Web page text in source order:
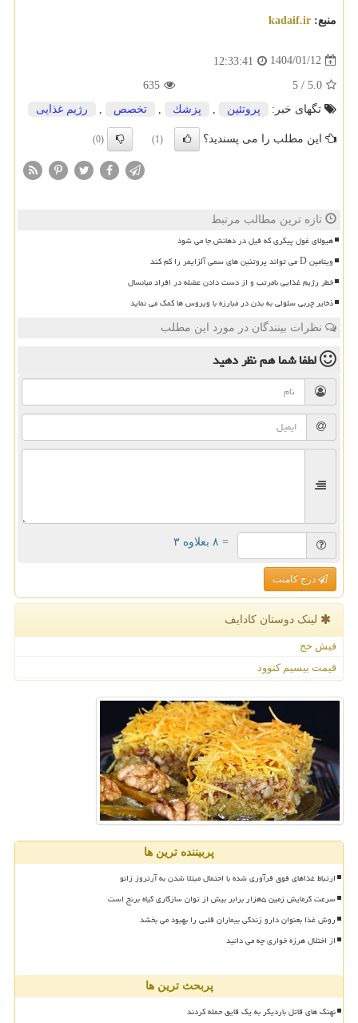
منبع: kadaif.ir
1404/01/12
12:33:41
5.0
/
5
635
تگهای خبر:
پروتئین پزشك تخصص رژیم غذایی
این مطلب را می پسندید؟ (1)
(0)
تازه ترین مطالب مرتبط
هیولای غول پیکری که فیل در دهانش جا می شود
ویتامین D می تواند پروتئین های سمی آلزایمر را کم کند
خطر رژیم غذایی نامرتب و از دست دادن عضله در افراد میانسال
ذخایر چربی سلولی به بدن در مبارزه با ویروس ها کمک می نماید
نظرات بینندگان در مورد این مطلب
لطفا شما همنظر دهید
= ۸ بعلاوه ۳
درج کامنت
لینک دوستان كادایف
فیش حج
قیمت بیسیم کنوود
پربیننده ترین ها
ارتباط غذاهای فوق فرآوری شده با احتمال مبتلا شدن به آرتروز زانو
سرعت گرمایش زمین ۵هزار برابر بیش از توان سازگاری گیاه برنج است
روش غذا بعنوان دارو زندگی بیماران قلبی را بهبود می بخشد
از اختلال هرزه خواری چه می دانید
پربحث ترین ها
نهنگ های قاتل باردیگر به یک قایق حمله کردند